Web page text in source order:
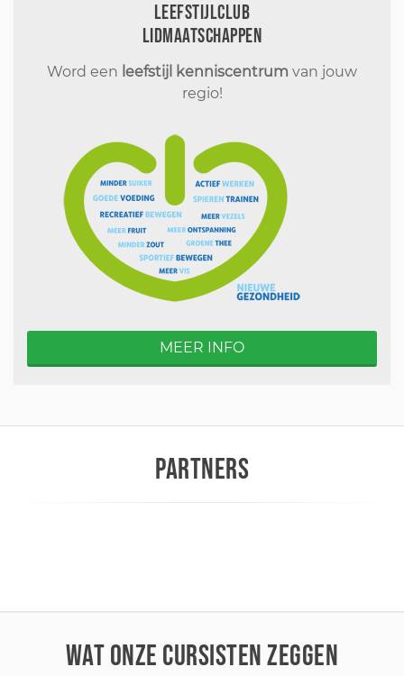
Leefstijlclub
Lidmaatschappen
Word een leefstijl kenniscentrum van jouw
regio!
MEER INFO
PARTNERS
WAT ONZE CURSISTEN ZEGGEN